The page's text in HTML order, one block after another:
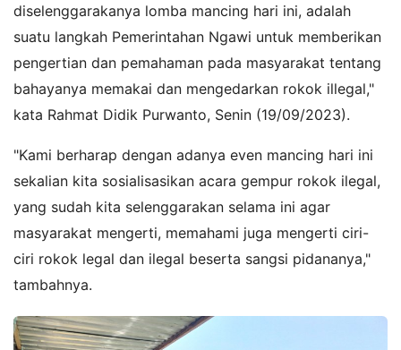
diselenggarakanya lomba mancing hari ini, adalah
suatu langkah Pemerintahan Ngawi untuk memberikan
pengertian dan pemahaman pada masyarakat tentang
bahayanya memakai dan mengedarkan rokok illegal,"
kata Rahmat Didik Purwanto, Senin (19/09/2023).
"Kami berharap dengan adanya even mancing hari ini
sekalian kita sosialisasikan acara gempur rokok ilegal,
yang sudah kita selenggarakan selama ini agar
masyarakat mengerti, memahami juga mengerti ciri-
ciri rokok legal dan ilegal beserta sangsi pidananya,"
tambahnya.